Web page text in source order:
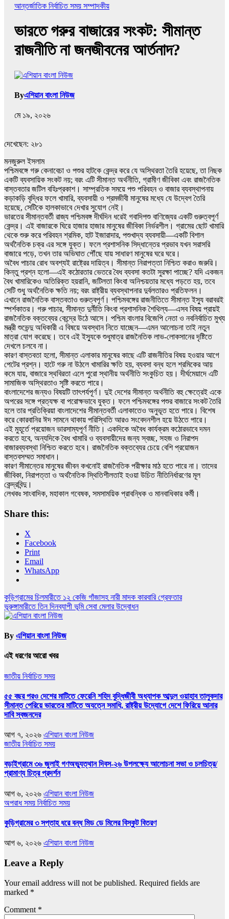
আন্তর্জাতিক নির্বাচিত সময় সম্পাদকীয়
ভারতে গরুর বাজারের সংকট: সীমান্ত
রাজনীতি না জনজীবনের আর্তনাদ?
Byএশিয়ান বাংলা নিউজ
মে ১৯, ২০২৬
দেখেছেন: ২৮১
মনজুরুল ইসলাম
পশ্চিমবঙ্গে গরু কেনাবেচা ও পশুর হাটকে কেন্দ্র করে যে অস্থিরতা তৈরি হয়েছে, তা নিছক
একটি ব্যবসায়িক সংকট নয়; বরং এটি সীমান্ত অর্থনীতি, গ্রামীণ জীবিকা এবং রাজনৈতিক
বাস্তবতার জটিল বহিঃপ্রকাশ। সাম্প্রতিক সময়ে পশু পরিবহন ও বাজার ব্যবস্থাপনায়
কড়াকড়ি বৃদ্ধির ফলে খামারি, ব্যবসায়ী ও শ্রমজীবী মানুষের মধ্যে যে উদ্বেগ তৈরি
হয়েছে, সেটিকে হালকাভাবে দেখার সুযোগ নেই।
ভারতের সীমান্তবর্তী রাজ্য পশ্চিমবঙ্গ দীর্ঘদিন ধরেই গবাদিপশু বাণিজ্যের একটি গুরুত্বপূর্ণ
কেন্দ্র। এই বাজারকে ঘিরে হাজার হাজার মানুষের জীবিকা নির্ভরশীল। গ্রামের ছোট খামারি
থেকে শুরু করে পরিবহন শ্রমিক, হাট ইজারাদার, পশুখাদ্য ব্যবসায়ী—একটি বিশাল
অর্থনৈতিক চক্র এর সঙ্গে যুক্ত। ফলে প্রশাসনিক সিদ্ধান্তের প্রভাব যখন সরাসরি
বাজারে পড়ে, তখন তার অভিঘাত পৌঁছে যায় সাধারণ মানুষের ঘরে ঘরে।
অবৈধ পাচার রোধ অবশ্যই রাষ্ট্রের দায়িত্ব। সীমান্ত নিরাপত্তা নিশ্চিত করাও জরুরি।
কিন্তু প্রশ্ন হলো—এই কঠোরতার ভেতরে বৈধ ব্যবসা কতটা সুরক্ষা পাচ্ছে? যদি একজন
বৈধ খামারিকেও অতিরিক্ত হয়রানি, জটিলতা কিংবা অনিশ্চয়তার মধ্যে পড়তে হয়, তবে
সেটি শুধু অর্থনৈতিক ক্ষতি নয়; বরং রাষ্ট্রীয় ব্যবস্থাপনার দুর্বলতারও প্রতিফলন।
এখানে রাজনৈতিক বাস্তবতাও গুরুত্বপূর্ণ। পশ্চিমবঙ্গের রাজনীতিতে সীমান্ত ইস্যু বরাবরই
স্পর্শকাতর। গরু পাচার, সীমান্ত দুর্নীতি কিংবা প্রশাসনিক শৈথিল্য—এসব বিষয় প্রায়ই
রাজনৈতিক বক্তব্যের কেন্দ্রে উঠে আসে। পশ্চিম বাংলার বিজেপি নেতা ও নবনির্বাচিত মুখ্য
মন্ত্রী শুভেন্দু অধিকারী এ বিষয়ে অবস্থান নিতে যাচ্ছেন—এমন আলোচনা তাই নতুন
মাত্রা যোগ করেছে। তবে এই ইস্যুকে শুধুমাত্র রাজনৈতিক লাভ-লোকসানের দৃষ্টিতে
দেখলে চলবে না।
কারণ বাস্তবতা হলো, সীমান্ত এলাকার মানুষের কাছে এটি রাজনীতির বিষয় হওয়ার আগে
পেটের প্রশ্ন। হাটে গরু না উঠলে খামারির ক্ষতি হয়, ব্যবসা বন্ধ হলে শ্রমিকের আয়
কমে যায়, বাজারে স্থবিরতা এলে পুরো স্থানীয় অর্থনীতি সংকুচিত হয়। দীর্ঘমেয়াদে এটি
সামাজিক অস্থিরতাও সৃষ্টি করতে পারে।
বাংলাদেশের জন্যও বিষয়টি তাৎপর্যপূর্ণ। দুই দেশের সীমান্ত অর্থনীতি বহু ক্ষেত্রেই একে
অপরের সঙ্গে প্রত্যক্ষ বা পরোক্ষভাবে যুক্ত। ফলে পশ্চিমবঙ্গের পশুর বাজারে সংকট তৈরি
হলে তার প্রতিক্রিয়া বাংলাদেশের সীমান্তবর্তী এলাকাতেও অনুভূত হতে পারে। বিশেষ
করে কোরবানির ঈদ সামনে থাকায় পরিস্থিতি আরও সংবেদনশীল হয়ে উঠতে পারে।
এই মুহূর্তে প্রয়োজন ভারসাম্যপূর্ণ নীতি। একদিকে অবৈধ কার্যক্রম কঠোরভাবে দমন
করতে হবে, অন্যদিকে বৈধ খামারি ও ব্যবসায়ীদের জন্য স্বচ্ছ, সহজ ও নিরাপদ
বাজারব্যবস্থা নিশ্চিত করতে হবে। রাজনৈতিক বক্তব্যের চেয়ে বেশি প্রয়োজন
বাস্তবসম্মত সমাধান।
কারণ সীমান্তের মানুষের জীবন কখনোই রাজনৈতিক পরীক্ষার মাঠ হতে পারে না। তাদের
জীবিকা, নিরাপত্তা ও অর্থনৈতিক স্থিতিশীলতাই হওয়া উচিত নীতিনির্ধারণের মূল
কেন্দ্রবিন্দু।
লেখকঃ সাংবাদিক, মহাকাল গবেষক, সমসাময়িক প্রাবন্ধিক ও মানবাধিকার কর্মী।
Share this:
X
Facebook
Print
Email
WhatsApp
Post
navigation
কুড়িগ্রামের চিলমারীতে ১২ কেজি গাঁজাসহ নারী মাদক কারবারি গ্রেফতার
ভূরুঙ্গামারীতে তিন দিনব্যাপী ভূমি সেবা মেলার উদ্বোধন
By এশিয়ান বাংলা নিউজ
এই ধরণের আরো খবর
জাতীয় নির্বাচিত সময়
৫৫ বছর পরও দেশের মাটিতে ফেরেনি শহিদ বুদ্ধিজীবী অধ্যাপক আব্দুল ওয়াহাব তালুকদার
সীমান্ত পেরিয়ে ভারতের মাটিতে অযত্নে সমাধি, রাষ্ট্রীয় উদ্যোগে দেশে ফিরিয়ে আনার
দাবি স্বজনদের
আগ ৭, ২০২৬ এশিয়ান বাংলা নিউজ
জাতীয় নির্বাচিত সময়
বড়াইগ্রামে ৩৬ জুলাই গণঅভ্যুত্থান দিবস-২৬ উপলক্ষ্যে আলোচনা সভা ও চলচিত্র/
প্রামাণ্য চিত্র প্রদর্শন
আগ ৬, ২০২৬ এশিয়ান বাংলা নিউজ
অপরাধ সময় নির্বাচিত সময়
কুড়িগ্রামের ৩ সপ্তাহ ধরে বন্ধ মিড ডে মিলের বিস্কুট বিতরণ
আগ ৬, ২০২৬ এশিয়ান বাংলা নিউজ
Leave a Reply
Your email address will not be published. Required fields are
marked *
Comment *